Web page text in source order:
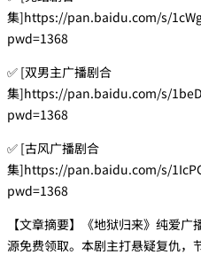
集]https://pan.baidu.com/s/
pwd=1368
✅ [双男主广播剧合
集]https://pan.baidu.com/s/
pwd=1368
✅ [古风广播剧合
集]https://pan.baidu.com/s/
pwd=1368
【文章摘要】《地狱归来》纯爱
源免费领取。本剧主打悬疑复仇，